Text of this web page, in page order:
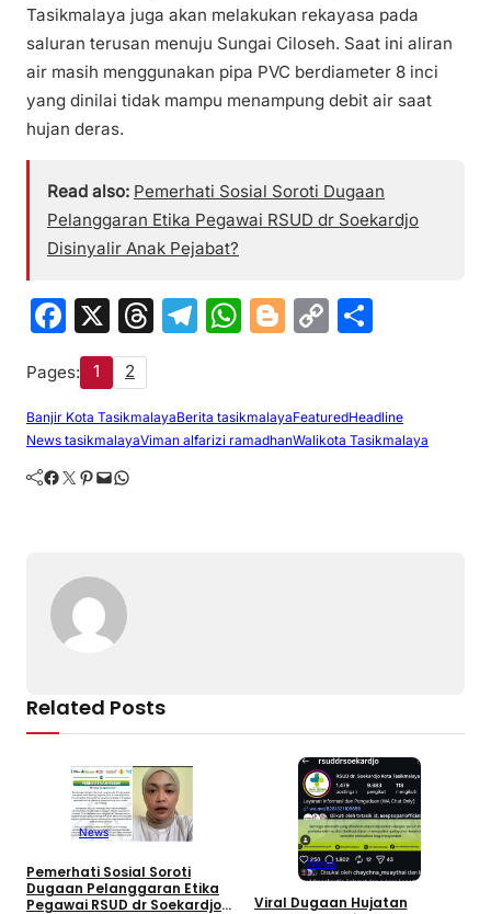
Tasikmalaya juga akan melakukan rekayasa pada
saluran terusan menuju Sungai Ciloseh. Saat ini aliran
air masih menggunakan pipa PVC berdiameter 8 inci
yang dinilai tidak mampu menampung debit air saat
hujan deras.
Read also: Pemerhati Sosial Soroti Dugaan
Pelanggaran Etika Pegawai RSUD dr Soekardjo
Disinyalir Anak Pejabat?
F
a
c
e
b
o
X
T
a
d
T
gr
a
W
s
A
Bl
g
er
C
y
Li
e
Pages: 1 2
Banjir Kota TasikmalayaBerita tasikmalayaFeaturedHeadline
News tasikmalayaViman alfarizi ramadhanWalikota Tasikmalaya
Facebook Twitter Pinterest Mail WhatsApp
Related Posts
News
Pemerhati Sosial Soroti
Dugaan Pelanggaran Etika
Pegawai RSUD dr Soekardjo
News
Viral Dugaan Hujatan